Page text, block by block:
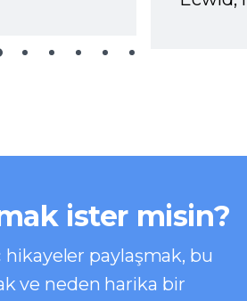
ister misin?
paylaşmak, bu
ve neden harika bir